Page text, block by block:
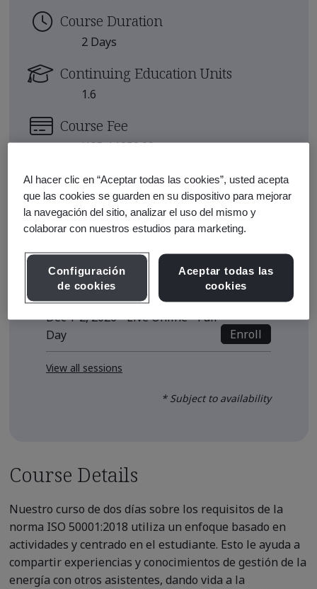
Course Duration
2 Days
Continuing Education Units
1.6
Course Fee
USD $1250.00
Early Bird Price*
USD $1180.00
Upcoming Sessions
Sep 22-23, 2026 - Live Online -
Full Day
Enroll
Dec 1-2, 2026 - Live Online - Full
Day
Enroll
View all sessions
* Subject to availability
Course Details
Nuestro curso de dos días sobre los requisitos de la
norma ISO 50001:2018 utiliza un enfoque basado en
actividades y centrado en el estudiante. Esto le ayuda a
compartir experiencias y conocimientos de gestión de la
energía con otros asistentes, dando vida a la
Al hacer clic en “Aceptar todas las cookies”, usted acepta
que las cookies se guarden en su dispositivo para mejorar
la navegación del sitio, analizar el uso del mismo y
colaborar con nuestros estudios para marketing.
Configuración
de cookies
Aceptar todas las
cookies